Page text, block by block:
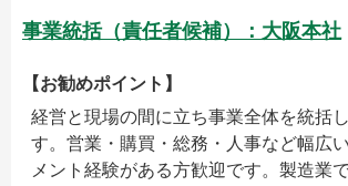
事業統括（責任者候補）：大阪本社
【お勧めポイント】
経営と現場の間に立ち事業全体を統括
す。営業・購買・総務・人事など幅広
メント経験がある方歓迎です。製造業